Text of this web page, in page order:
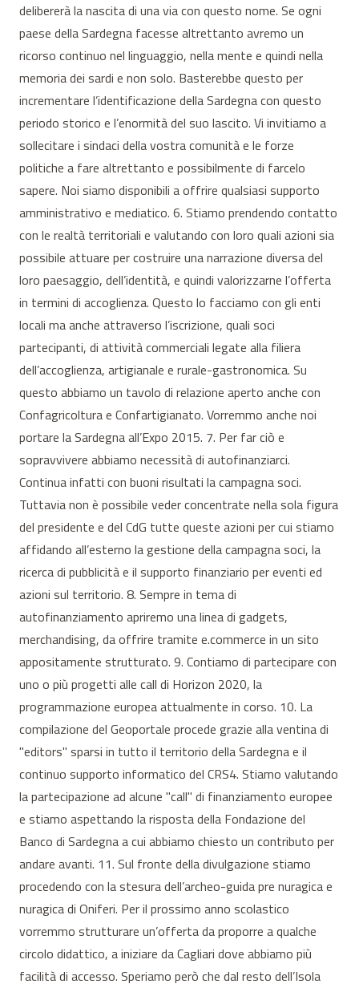
delibererà la nascita di una via con questo nome. Se ogni
paese della Sardegna facesse altrettanto avremo un
ricorso continuo nel linguaggio, nella mente e quindi nella
memoria dei sardi e non solo. Basterebbe questo per
incrementare l’identificazione della Sardegna con questo
periodo storico e l’enormità del suo lascito. Vi invitiamo a
sollecitare i sindaci della vostra comunità e le forze
politiche a fare altrettanto e possibilmente di farcelo
sapere. Noi siamo disponibili a offrire qualsiasi supporto
amministrativo e mediatico. 6. Stiamo prendendo contatto
con le realtà territoriali e valutando con loro quali azioni sia
possibile attuare per costruire una narrazione diversa del
loro paesaggio, dell’identità, e quindi valorizzarne l’offerta
in termini di accoglienza. Questo lo facciamo con gli enti
locali ma anche attraverso l’iscrizione, quali soci
partecipanti, di attività commerciali legate alla filiera
dell’accoglienza, artigianale e rurale-gastronomica. Su
questo abbiamo un tavolo di relazione aperto anche con
Confagricoltura e Confartigianato. Vorremmo anche noi
portare la Sardegna all’Expo 2015. 7. Per far ciò e
sopravvivere abbiamo necessità di autofinanziarci.
Continua infatti con buoni risultati la campagna soci.
Tuttavia non è possibile veder concentrate nella sola figura
del presidente e del CdG tutte queste azioni per cui stiamo
affidando all’esterno la gestione della campagna soci, la
ricerca di pubblicità e il supporto finanziario per eventi ed
azioni sul territorio. 8. Sempre in tema di
autofinanziamento apriremo una linea di gadgets,
merchandising, da offrire tramite e.commerce in un sito
appositamente strutturato. 9. Contiamo di partecipare con
uno o più progetti alle call di Horizon 2020, la
programmazione europea attualmente in corso. 10. La
compilazione del Geoportale procede grazie alla ventina di
"editors" sparsi in tutto il territorio della Sardegna e il
continuo supporto informatico del CRS4. Stiamo valutando
la partecipazione ad alcune "call" di finanziamento europee
e stiamo aspettando la risposta della Fondazione del
Banco di Sardegna a cui abbiamo chiesto un contributo per
andare avanti. 11. Sul fronte della divulgazione stiamo
procedendo con la stesura dell’archeo-guida pre nuragica e
nuragica di Oniferi. Per il prossimo anno scolastico
vorremmo strutturare un’offerta da proporre a qualche
circolo didattico, a iniziare da Cagliari dove abbiamo più
facilità di accesso. Speriamo però che dal resto dell’Isola